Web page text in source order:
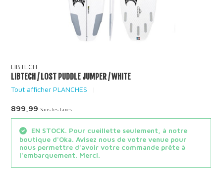
LIBTECH
LIBTECH / LOST PUDDLE JUMPER / WHITE
Tout afficher PLANCHES
899,99 Sans les taxes
EN STOCK. Pour cueillette seulement, à notre
boutique d'Oka. Avisez nous de votre venue pour
nous permettre d'avoir votre commande prête à
l'embarquement. Merci.